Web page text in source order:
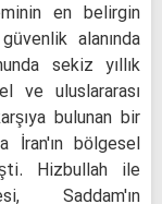
en belirgin
alanında
sekiz yıllık
ve uluslararası
bulunan bir
İran'ın bölgesel
Hizbullah ile
Saddam'ın